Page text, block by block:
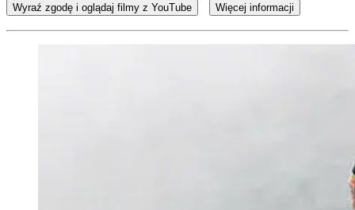
Wyraź zgodę i oglądaj filmy z YouTube Więcej informacji